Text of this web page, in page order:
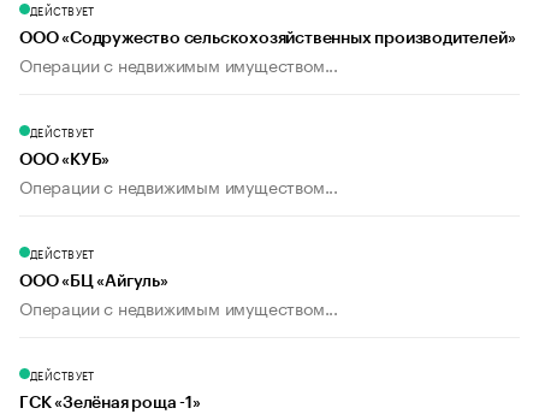
ДЕЙСТВУЕТ
ООО «Содружество сельскохозяйственных производителей»
Операции с недвижимым имуществом...
ДЕЙСТВУЕТ
ООО «КУБ»
Операции с недвижимым имуществом...
ДЕЙСТВУЕТ
ООО «БЦ «Айгуль»
Операции с недвижимым имуществом...
ДЕЙСТВУЕТ
ГСК «Зелёная роща -1»